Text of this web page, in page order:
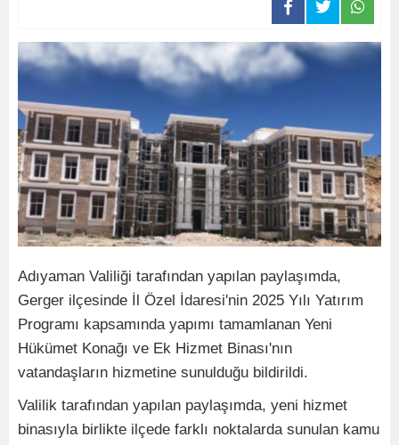
Adıyaman Valiliği tarafından yapılan paylaşımda,
Gerger ilçesinde İl Özel İdaresi'nin 2025 Yılı Yatırım
Programı kapsamında yapımı tamamlanan Yeni
Hükümet Konağı ve Ek Hizmet Binası'nın
vatandaşların hizmetine sunulduğu bildirildi.
Valilik tarafından yapılan paylaşımda, yeni hizmet
binasıyla birlikte ilçede farklı noktalarda sunulan kamu